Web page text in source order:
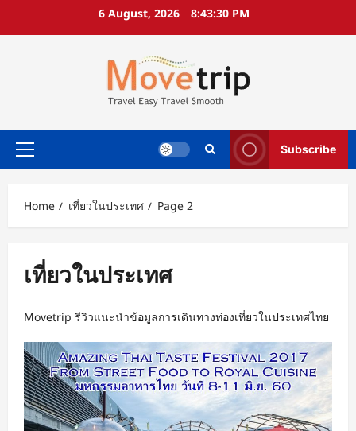
6 August, 2026 8:43:31 PM
Primary
Subscribe
Home เที่ยวในประเทศ Page 2
เที่ยวในประเทศ
Movetrip รีวิวแนะนำข้อมูลการเดินทางท่องเที่ยวในประเทศไทย